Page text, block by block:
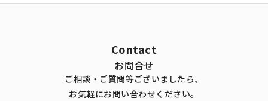
Contact
お問合せ
ご相談・ご質問等ございましたら、
お気軽にお問い合わせください。